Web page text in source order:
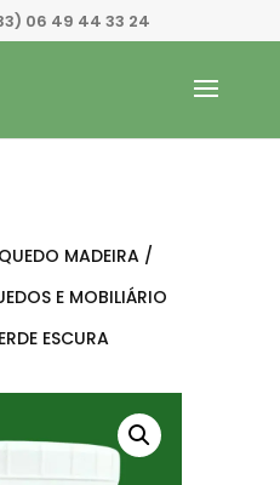
06 49 44 33 24
MADEIRA/
E MOBILIÁRIO
ESCURA